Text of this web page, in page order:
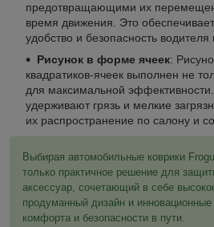
предотвращающими их
время движения. Это
удобство и безопасность водителя
Рисунок в форме ячеек:
квадратиков-ячеек выполнен не
для максимальной
удерживают грязь и мелкие
их распространение по салону и
Выбирая автомобильные коврики
только практичное решение для
аксессуар, сочетающий в себе
продуманный дизайн и
комфорта и безопасности в пути.